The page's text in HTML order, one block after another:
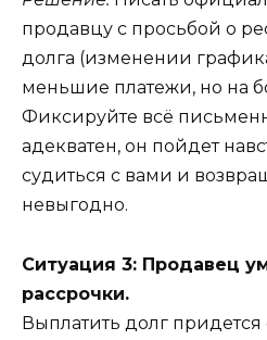
продавцу с просьбой о
долга (изменении
меньшие платежи, но на
Фиксируйте всё
адекватен, он пойдет
судиться с вами и
невыгодно.
Ситуация 3: Продавец
рассрочки.
Выплатить долг